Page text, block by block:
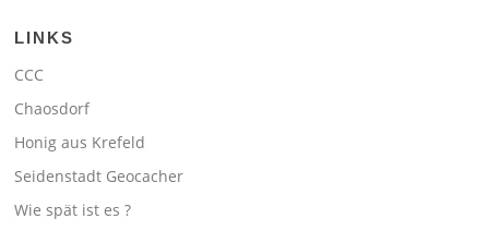
LINKS
CCC
Chaosdorf
Honig aus Krefeld
Seidenstadt Geocacher
Wie spät ist es ?